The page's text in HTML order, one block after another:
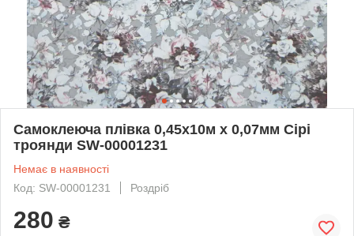
Самоклеюча плівка 0,45х10м х 0,07мм Сірі
троянди SW-00001231
Немає в наявності
Код: SW-00001231
Роздріб
280 ₴